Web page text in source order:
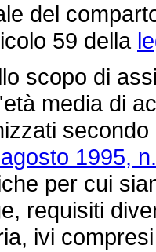
del
59 della
scopo di
media di
1995,
per cui
requisiti
ivi